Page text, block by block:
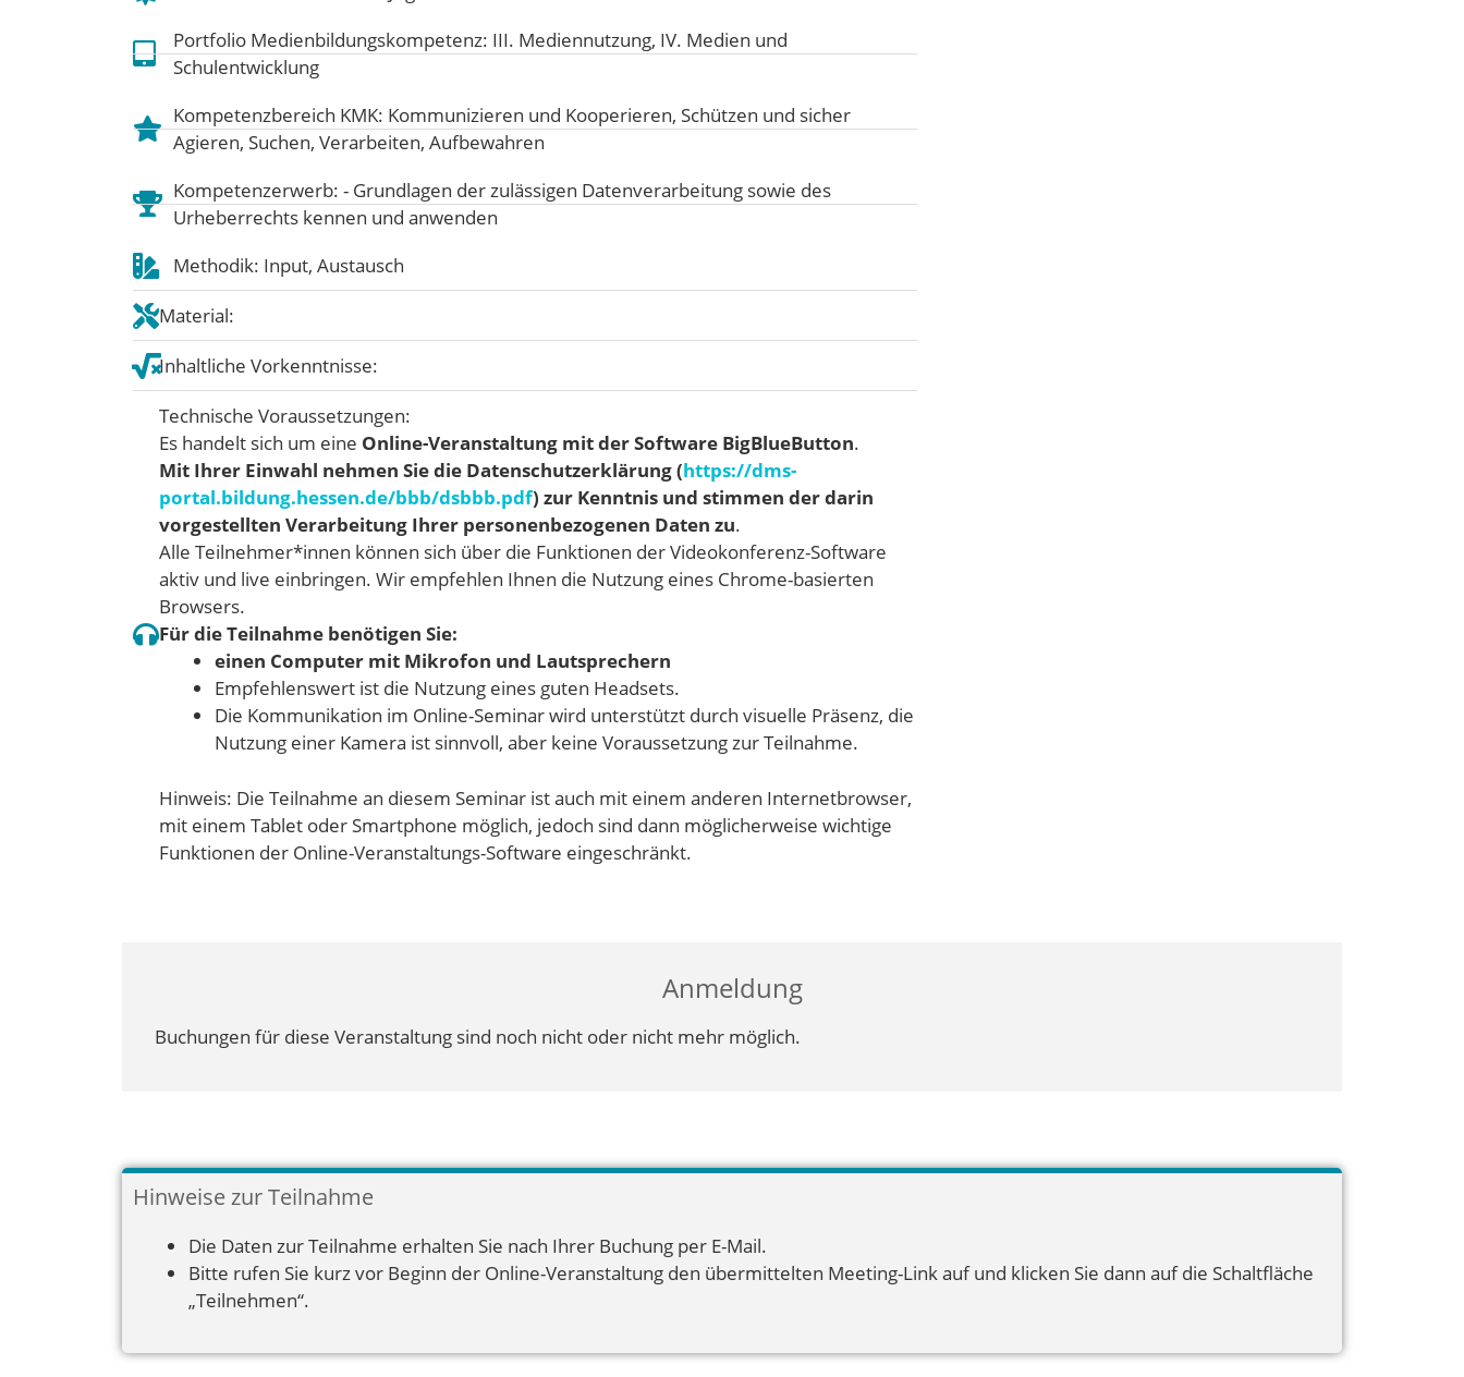
Portfolio Medienbildungskompetenz: III. Mediennutzung, IV. Medien und
Schulentwicklung
Kompetenzbereich KMK: Kommunizieren und Kooperieren, Schützen und sicher
Agieren, Suchen, Verarbeiten, Aufbewahren
Kompetenzerwerb: - Grundlagen der zulässigen Datenverarbeitung sowie des
Urheberrechts kennen und anwenden
Methodik: Input, Austausch
Material:
Inhaltliche Vorkenntnisse:
Technische Voraussetzungen:
Es handelt sich um eine Online-Veranstaltung mit der Software BigBlueButton.
Mit Ihrer Einwahl nehmen Sie die Datenschutzerklärung (https://dms-
portal.bildung.hessen.de/bbb/dsbbb.pdf) zur Kenntnis und stimmen der darin
vorgestellten Verarbeitung Ihrer personenbezogenen Daten zu.
Alle Teilnehmer*innen können sich über die Funktionen der Videokonferenz-Software
aktiv und live einbringen. Wir empfehlen Ihnen die Nutzung eines Chrome-basierten
Browsers.
Für die Teilnahme benötigen Sie:
einen Computer mit Mikrofon und Lautsprechern
Empfehlenswert ist die Nutzung eines guten Headsets.
Die Kommunikation im Online-Seminar wird unterstützt durch visuelle Präsenz, die
Nutzung einer Kamera ist sinnvoll, aber keine Voraussetzung zur Teilnahme.
Hinweis: Die Teilnahme an diesem Seminar ist auch mit einem anderen Internetbrowser,
mit einem Tablet oder Smartphone möglich, jedoch sind dann möglicherweise wichtige
Funktionen der Online-Veranstaltungs-Software eingeschränkt.
Anmeldung
Buchungen für diese Veranstaltung sind noch nicht oder nicht mehr möglich.
Hinweise zur Teilnahme
Die Daten zur Teilnahme erhalten Sie nach Ihrer Buchung per E-Mail.
Bitte rufen Sie kurz vor Beginn der Online-Veranstaltung den übermittelten Meeting-Link auf und klicken Sie dann auf die Schaltfläche
„Teilnehmen“.